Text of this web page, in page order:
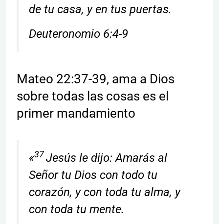
de tu casa, y en tus puertas.
Deuteronomio 6:4-9
Mateo 22:37-39, ama a Dios
sobre todas las cosas es el
primer mandamiento
«37Jesús le dijo: Amarás al
Señor tu Dios con todo tu
corazón, y con toda tu alma, y
con toda tu mente.